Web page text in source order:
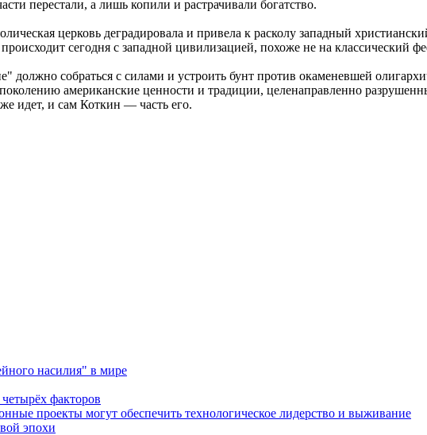
перестали, а лишь копили и растрачивали богатство.
церковь деградировала и привела к расколу западный
сегодня с западной цивилизацией, похоже не на классический
должно собраться с силами и устроить бунт против окаменевшей
американские ценности и традиции, целенаправленно
идет, и сам Коткин — часть его.
насилия" в мире
факторов
проекты могут обеспечить технологическое лидерство и выживание
эпохи